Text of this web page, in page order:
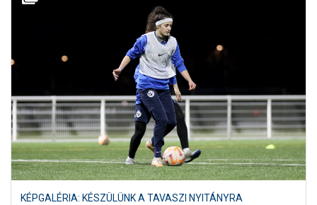
KÉPGALÉRIA: KÉSZÜLÜNK A TAVASZI NYITÁNYRA